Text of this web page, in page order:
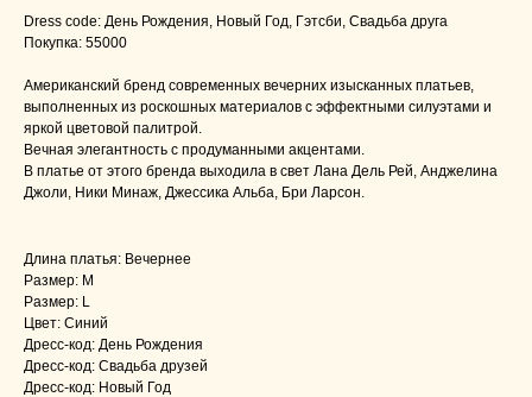
Dress code: День Рождения, Новый Год, Гэтсби, Свадьба друга
Покупка: 55000
Американский бренд современных вечерних изысканных платьев,
выполненных из роскошных материалов с эффектными силуэтами и
яркой цветовой палитрой.
Вечная элегантность с продуманными акцентами.
В платье от этого бренда выходила в свет Лана Дель Рей, Анджелина
Джоли, Ники Минаж, Джессика Альба, Бри Ларсон.
Длина платья: Вечернее
Размер: M
Размер: L
Цвет: Синий
Дресс-код: День Рождения
Дресс-код: Свадьба друзей
Дресс-код: Новый Год